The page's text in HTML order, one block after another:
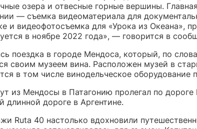
озера и отвесные горные вершины.
— съемка видеоматериала для
и видеофотосъемка для «Урока из Океана»,
в ноябре 2022 года», — говорится в
поездка в городе Мендоса, который, по
своим музеем вина. Расположен музей в
в том числе винодельческое оборудование
из Мендосы в Патагонию пролегал по
длинной дороге в Аргентине.
Ruta 40 настолько вдохновили